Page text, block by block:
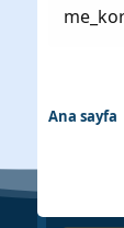
Ana sayfa